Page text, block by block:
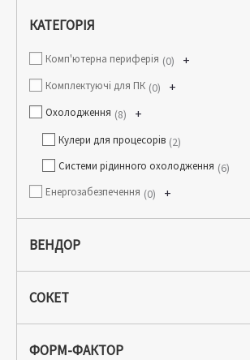
КАТЕГОРІЯ
Комп'ютерна периферія +
0
Комплектуючі для ПК +
0
Охолодження +
8
Кулери для процесорів 2
Системи рідинного охолодження 6
Енергозабезпечення +
0
ВЕНДОР
СОКЕТ
ФОРМ-ФАКТОР